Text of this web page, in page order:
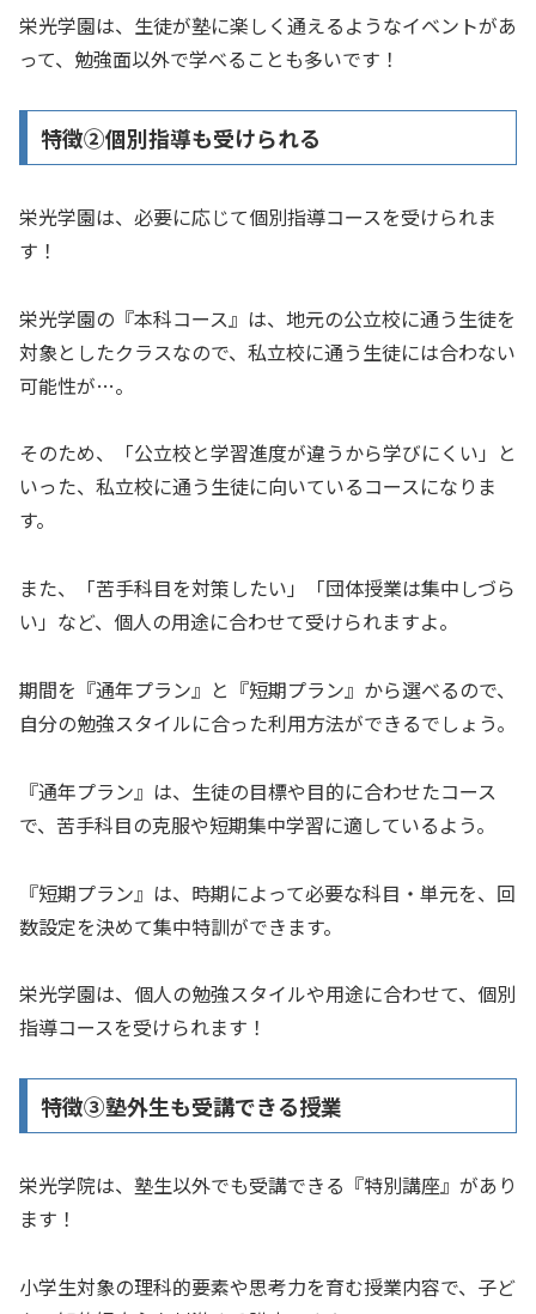
栄光学園は、生徒が塾に楽しく通えるようなイベントがあ
って、勉強面以外で学べることも多いです！
特徴②個別指導も受けられる
栄光学園は、必要に応じて個別指導コースを受けられま
す！
栄光学園の『本科コース』は、地元の公立校に通う生徒を
対象としたクラスなので、私立校に通う生徒には合わない
可能性が…。
そのため、「公立校と学習進度が違うから学びにくい」と
いった、私立校に通う生徒に向いているコースになりま
す。
また、「苦手科目を対策したい」「団体授業は集中しづら
い」など、個人の用途に合わせて受けられますよ。
期間を『通年プラン』と『短期プラン』から選べるので、
自分の勉強スタイルに合った利用方法ができるでしょう。
『通年プラン』は、生徒の目標や目的に合わせたコース
で、苦手科目の克服や短期集中学習に適しているよう。
『短期プラン』は、時期によって必要な科目・単元を、回
数設定を決めて集中特訓ができます。
栄光学園は、個人の勉強スタイルや用途に合わせて、個別
指導コースを受けられます！
特徴③塾外生も受講できる授業
栄光学院は、塾生以外でも受講できる『特別講座』があり
ます！
小学生対象の理科的要素や思考力を育む授業内容で、子ど